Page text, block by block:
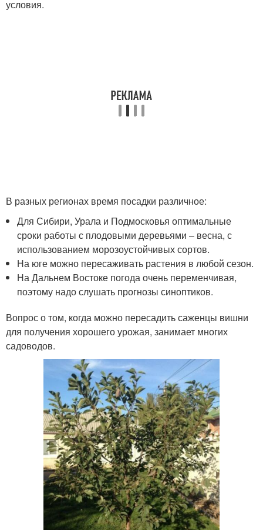
условия.
В разных регионах время посадки различное:
Для Сибири, Урала и Подмосковья оптимальные
сроки работы с плодовыми деревьями – весна, с
использованием морозоустойчивых сортов.
На юге можно пересаживать растения в любой сезон.
На Дальнем Востоке погода очень переменчивая,
поэтому надо слушать прогнозы синоптиков.
Вопрос о том, когда можно пересадить саженцы вишни
для получения хорошего урожая, занимает многих
садоводов.